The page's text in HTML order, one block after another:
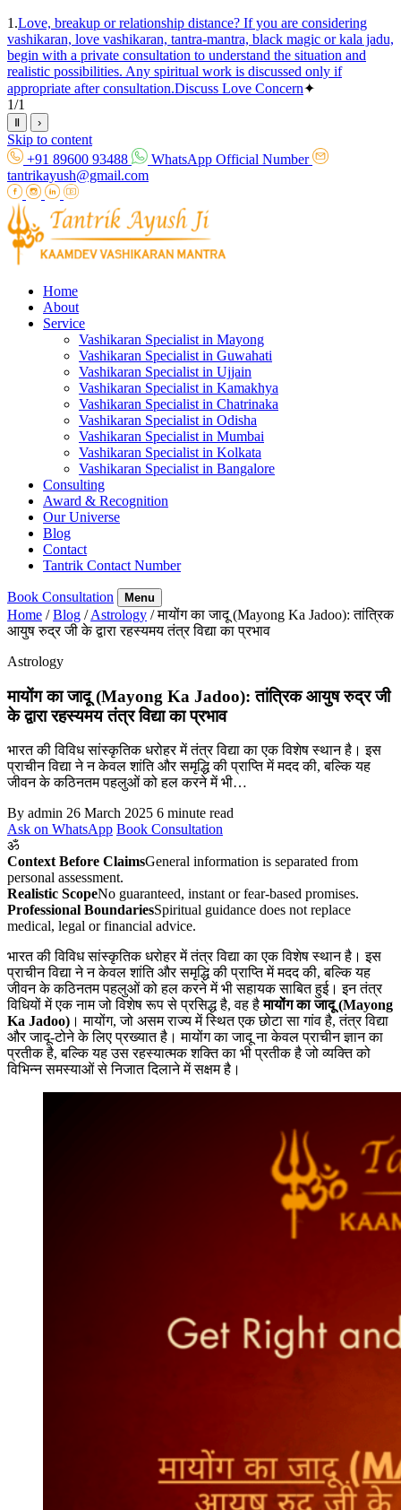
1.Love, breakup or relationship distance? If you are considering
vashikaran, love vashikaran, tantra-mantra, black magic or kala jadu,
begin with a private consultation to understand the situation and
realistic possibilities. Any spiritual work is discussed only if
appropriate after consultation.Discuss Love Concern✦
1/1
Ⅱ ›
Skip to content
+91 89600 93488
WhatsApp Official Number
tantrikayush@gmail.com
Home
About
Service
Vashikaran Specialist in Mayong
Vashikaran Specialist in Guwahati
Vashikaran Specialist in Ujjain
Vashikaran Specialist in Kamakhya
Vashikaran Specialist in Chatrinaka
Vashikaran Specialist in Odisha
Vashikaran Specialist in Mumbai
Vashikaran Specialist in Kolkata
Vashikaran Specialist in Bangalore
Consulting
Award & Recognition
Our Universe
Blog
Contact
Tantrik Contact Number
Book Consultation Menu
Home / Blog / Astrology / मायोंग का जादू (Mayong Ka Jadoo): तांत्रिक
आयुष रुद्र जी के द्वारा रहस्यमय तंत्र विद्या का प्रभाव
Astrology
मायोंग का जादू (Mayong Ka Jadoo): तांत्रिक आयुष रुद्र जी
के द्वारा रहस्यमय तंत्र विद्या का प्रभाव
भारत की विविध सांस्कृतिक धरोहर में तंत्र विद्या का एक विशेष स्थान है। इस
प्राचीन विद्या ने न केवल शांति और समृद्धि की प्राप्ति में मदद की, बल्कि यह
जीवन के कठिनतम पहलुओं को हल करने में भी…
By admin 26 March 2025 6 minute read
Ask on WhatsApp Book Consultation
ॐ
Context Before ClaimsGeneral information is separated from
personal assessment.
Realistic ScopeNo guaranteed, instant or fear-based promises.
Professional BoundariesSpiritual guidance does not replace
medical, legal or financial advice.
भारत की विविध सांस्कृतिक धरोहर में तंत्र विद्या का एक विशेष स्थान है। इस
प्राचीन विद्या ने न केवल शांति और समृद्धि की प्राप्ति में मदद की, बल्कि यह
जीवन के कठिनतम पहलुओं को हल करने में भी सहायक साबित हुई। इन तंत्र
विधियों में एक नाम जो विशेष रूप से प्रसिद्ध है, वह हैमायोंग का जादू (Mayong
Ka Jadoo) । मायोंग, जो असम राज्य में स्थित एक छोटा सा गांव है, तंत्र विद्या
और जादू-टोने के लिए प्रख्यात है। मायोंग का जादू ना केवल प्राचीन ज्ञान का
प्रतीक है, बल्कि यह उस रहस्यात्मक शक्ति का भी प्रतीक है जो व्यक्ति को
विभिन्न समस्याओं से निजात दिलाने में सक्षम है।